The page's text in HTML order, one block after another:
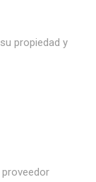
propiedad y